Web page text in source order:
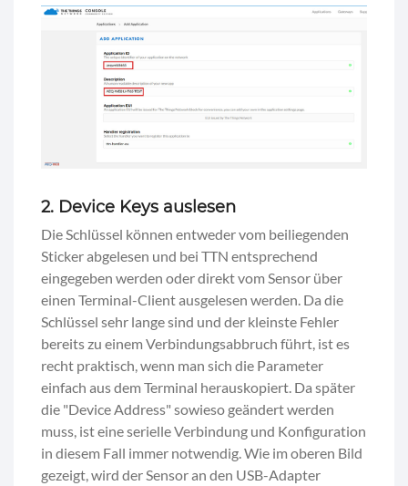
2. Device Keys auslesen
Die Schlüssel können entweder vom beiliegenden
Sticker abgelesen und bei TTN entsprechend
eingegeben werden oder direkt vom Sensor über
einen Terminal-Client ausgelesen werden. Da die
Schlüssel sehr lange sind und der kleinste Fehler
bereits zu einem Verbindungsabbruch führt, ist es
recht praktisch, wenn man sich die Parameter
einfach aus dem Terminal herauskopiert. Da später
die "Device Address" sowieso geändert werden
muss, ist eine serielle Verbindung und Konfiguration
in diesem Fall immer notwendig. Wie im oberen Bild
gezeigt, wird der Sensor an den USB-Adapter